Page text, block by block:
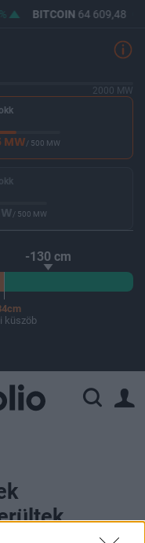
BITCOIN64 609,48
2000 MW
MW/ 500 MW
/ 500 MW
-130 cm
küszöb